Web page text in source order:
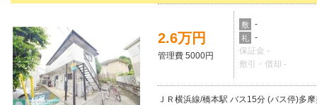
2.6万円
管理費 5000円
敷 -
礼
-
保証金 -
敷引・償却 -
ＪＲ横浜線/橋本駅 バス15分 (バス停)多